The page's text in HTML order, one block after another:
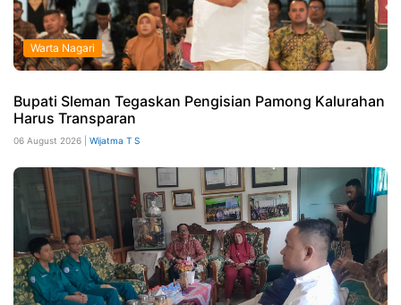
Warta Nagari
Bupati Sleman Tegaskan Pengisian Pamong Kalurahan
Harus Transparan
06 August 2026 | Wijatma T S